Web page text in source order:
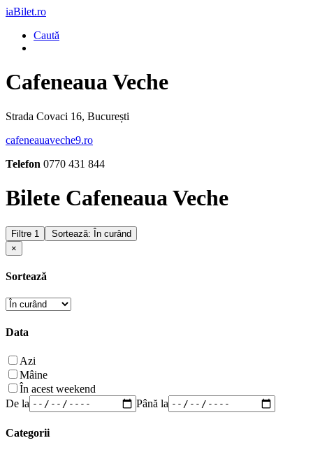
iaBilet.ro
Caută
Cafeneaua Veche
Strada Covaci 16, București
cafeneauaveche9.ro
Telefon 0770 431 844
Bilete Cafeneaua Veche
Filtre 1
Sortează: În curând
×
Sortează
Data
Azi
Mâine
În acest weekend
De la
Până la
Categorii